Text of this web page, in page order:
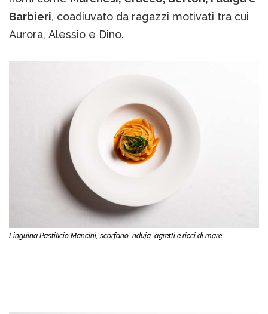
Barbieri, coadiuvato da ragazzi motivati tra cui
Aurora, Alessio e Dino.
Linguina Pastificio Mancini, scorfano, nduja, agretti e ricci di mare